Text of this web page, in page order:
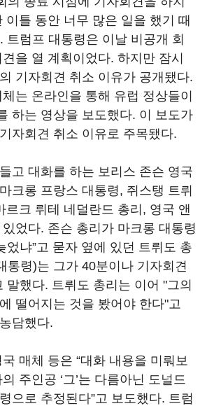
이틀 동안 너무 많은 일을 했기 때
트럼프 대통령은 이날 비공개 회
을 열 계획이었다. 하지만 잠시
기자회견 취소 이유가 공개됐다.
는 온라인을 통해 유럽 정상들이
하는 영상을 보도했다. 이 보도가
자회견 취소 이유로 주목됐다.
고 대화를 하는 보리스 존슨 영국
크롱 프랑스 대통령, 쥐스탱 트뤼
르크 뤼테 네덜란드 총리, 영국 앤
었다. 존슨 총리가 마크롱 대통령
었냐”고 묻자 옆에 있던 트뤼도 총
통령)는 그가 40분이나 기자회견
말했다. 트뤼도 총리는 이어 "그의
떨어지는 것을 봤어야 한다"고
담했다.
매체 등은 “대화 내용을 미뤄보
주인공 ‘그’는 다름아닌 도널드
으로 추정된다”고 보도했다. 트럼